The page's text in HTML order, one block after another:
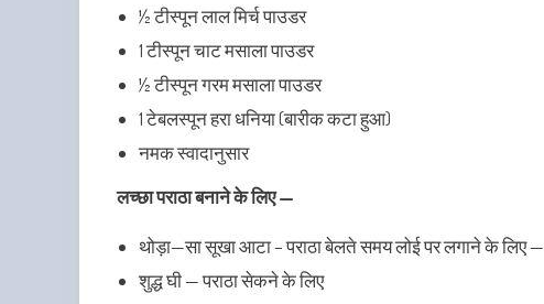
½ टीस्पून लाल मिर्च पाउडर
1 टीस्पून चाट मसाला पाउडर
½ टीस्पून गरम मसाला पाउडर
1 टेबलस्पून हरा धनिया (बारीक कटा हुआ)
नमक स्वादानुसार
लच्छा पराठा बनाने के लिए —
थोड़ा—सा सूखा आटा – पराठा बेलते समय लोई पर लगाने के लिए —
शुद्ध घी — पराठा सेकने के लिए